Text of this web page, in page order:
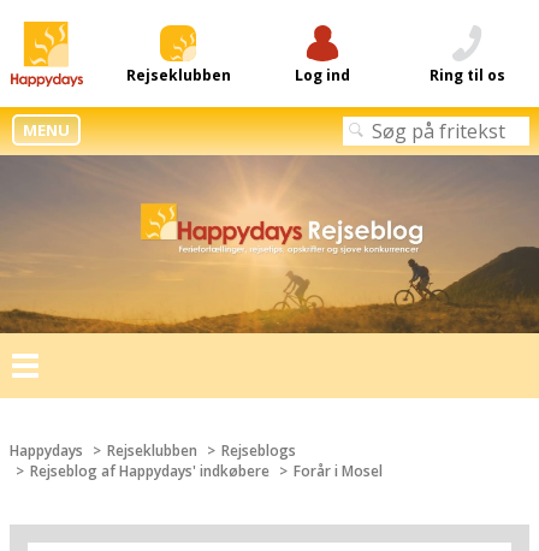
Rejseklubben Log ind Ring til os
MENU
Toggle
navigation
Happydays Rejseklubben
Rejseblogs
Rejseblog af Happydays' indkøbere
Forår i Mosel